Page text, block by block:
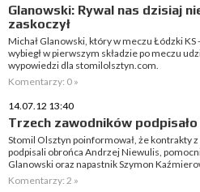
Glanowski: Rywal nas dzisiaj
zaskoczył
Michał Glanowski, który w meczu Łódzki KS
wybiegł w pierwszym składzie po meczu
wypowiedzi dla stomilolsztyn.com.
Komentarzy: 0 »
14.07.12 13:40
Trzech zawodników
Stomil Olsztyn poinformował, że kontrakty
podpisali obrońca Andrzej Niewulis,
Glanowski oraz napastnik Szymon
Komentarzy: 2 »